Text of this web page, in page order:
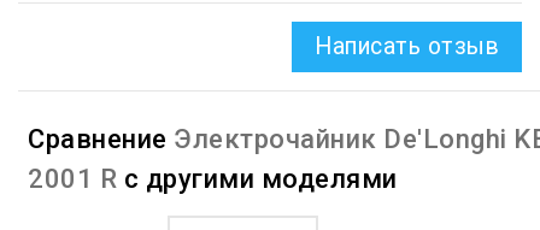
Написать отзыв
Сравнение Электрочайник De'Longhi
2001 R с другими моделями